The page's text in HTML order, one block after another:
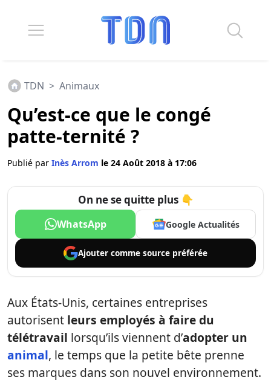
TDN > Animaux
Qu’est-ce que le congé
patte-ternité ?
Publié par Inès Arrom le 24 Août 2018 à 17:06
On ne se quitte plus 👇
WhatsApp Google Actualités
Ajouter comme source préférée
Aux États-Unis, certaines entreprises
autorisent leurs employés à faire du
télétravail lorsqu’ils viennent d’adopter un
animal, le temps que la petite bête prenne
ses marques dans son nouvel environnement.